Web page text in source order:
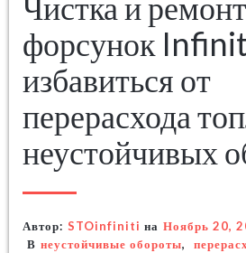
форсунок
избавиться от
перерасхода
неустойчивых
Автор: STOinfiniti на Ноябрь 20,
В неустойчивые обороты,